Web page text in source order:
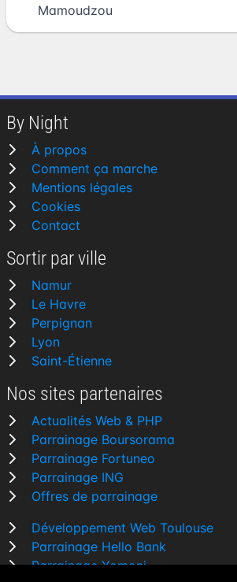
Mamoudzou
By Night
À propos
Comment ça marche
Mentions légales
Cookies
Contact
Sortir par ville
Namur
Le Havre
Perpignan
Lyon
Saint-Étienne
Nos sites partenaires
Actualités Web & PHP
Parrainage Boursorama
Parrainage Fortuneo
Parrainage ING
Offres de parrainage
Développement Web Toulouse
Parrainage Hello Bank
Parrainage Yomoni